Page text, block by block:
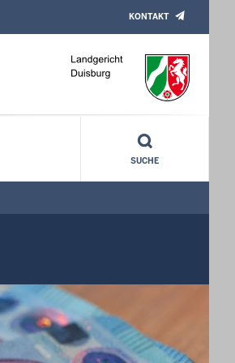
KONTAKT
SUCHE